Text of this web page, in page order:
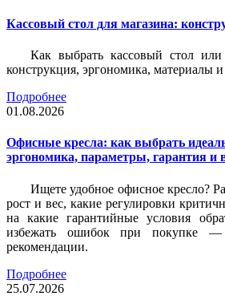
Кассовый стол для магазина:
Как выбрать кассовый стол или
конструкция, эргономика, материалы
Подробнее
01.08.2026
Офисные кресла: как выбрать
эргономика, параметры, гарантия и
Ищете удобное офисное кресло?
рост и вес, какие регулировки
на какие гарантийные условия
избежать ошибок при покупке —
рекомендации.
Подробнее
25.07.2026